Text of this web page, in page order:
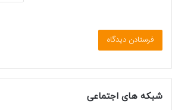
شبکه های اجتماعی